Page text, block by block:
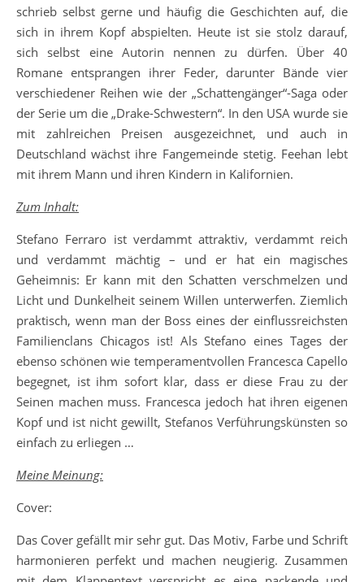
schrieb selbst gerne und häufig die Geschichten auf, die
sich in ihrem Kopf abspielten. Heute ist sie stolz darauf,
sich selbst eine Autorin nennen zu dürfen. Über 40
Romane entsprangen ihrer Feder, darunter Bände vier
verschiedener Reihen wie der „Schattengänger“-Saga oder
der Serie um die „Drake-Schwestern“. In den USA wurde sie
mit zahlreichen Preisen ausgezeichnet, und auch in
Deutschland wächst ihre Fangemeinde stetig. Feehan lebt
mit ihrem Mann und ihren Kindern in Kalifornien.
Zum Inhalt:
Stefano Ferraro ist verdammt attraktiv, verdammt reich
und verdammt mächtig – und er hat ein magisches
Geheimnis: Er kann mit den Schatten verschmelzen und
Licht und Dunkelheit seinem Willen unterwerfen. Ziemlich
praktisch, wenn man der Boss eines der einflussreichsten
Familienclans Chicagos ist! Als Stefano eines Tages der
ebenso schönen wie temperamentvollen Francesca Capello
begegnet, ist ihm sofort klar, dass er diese Frau zu der
Seinen machen muss. Francesca jedoch hat ihren eigenen
Kopf und ist nicht gewillt, Stefanos Verführungskünsten so
einfach zu erliegen …
Meine Meinung:
Cover:
Das Cover gefällt mir sehr gut. Das Motiv, Farbe und Schrift
harmonieren perfekt und machen neugierig. Zusammen